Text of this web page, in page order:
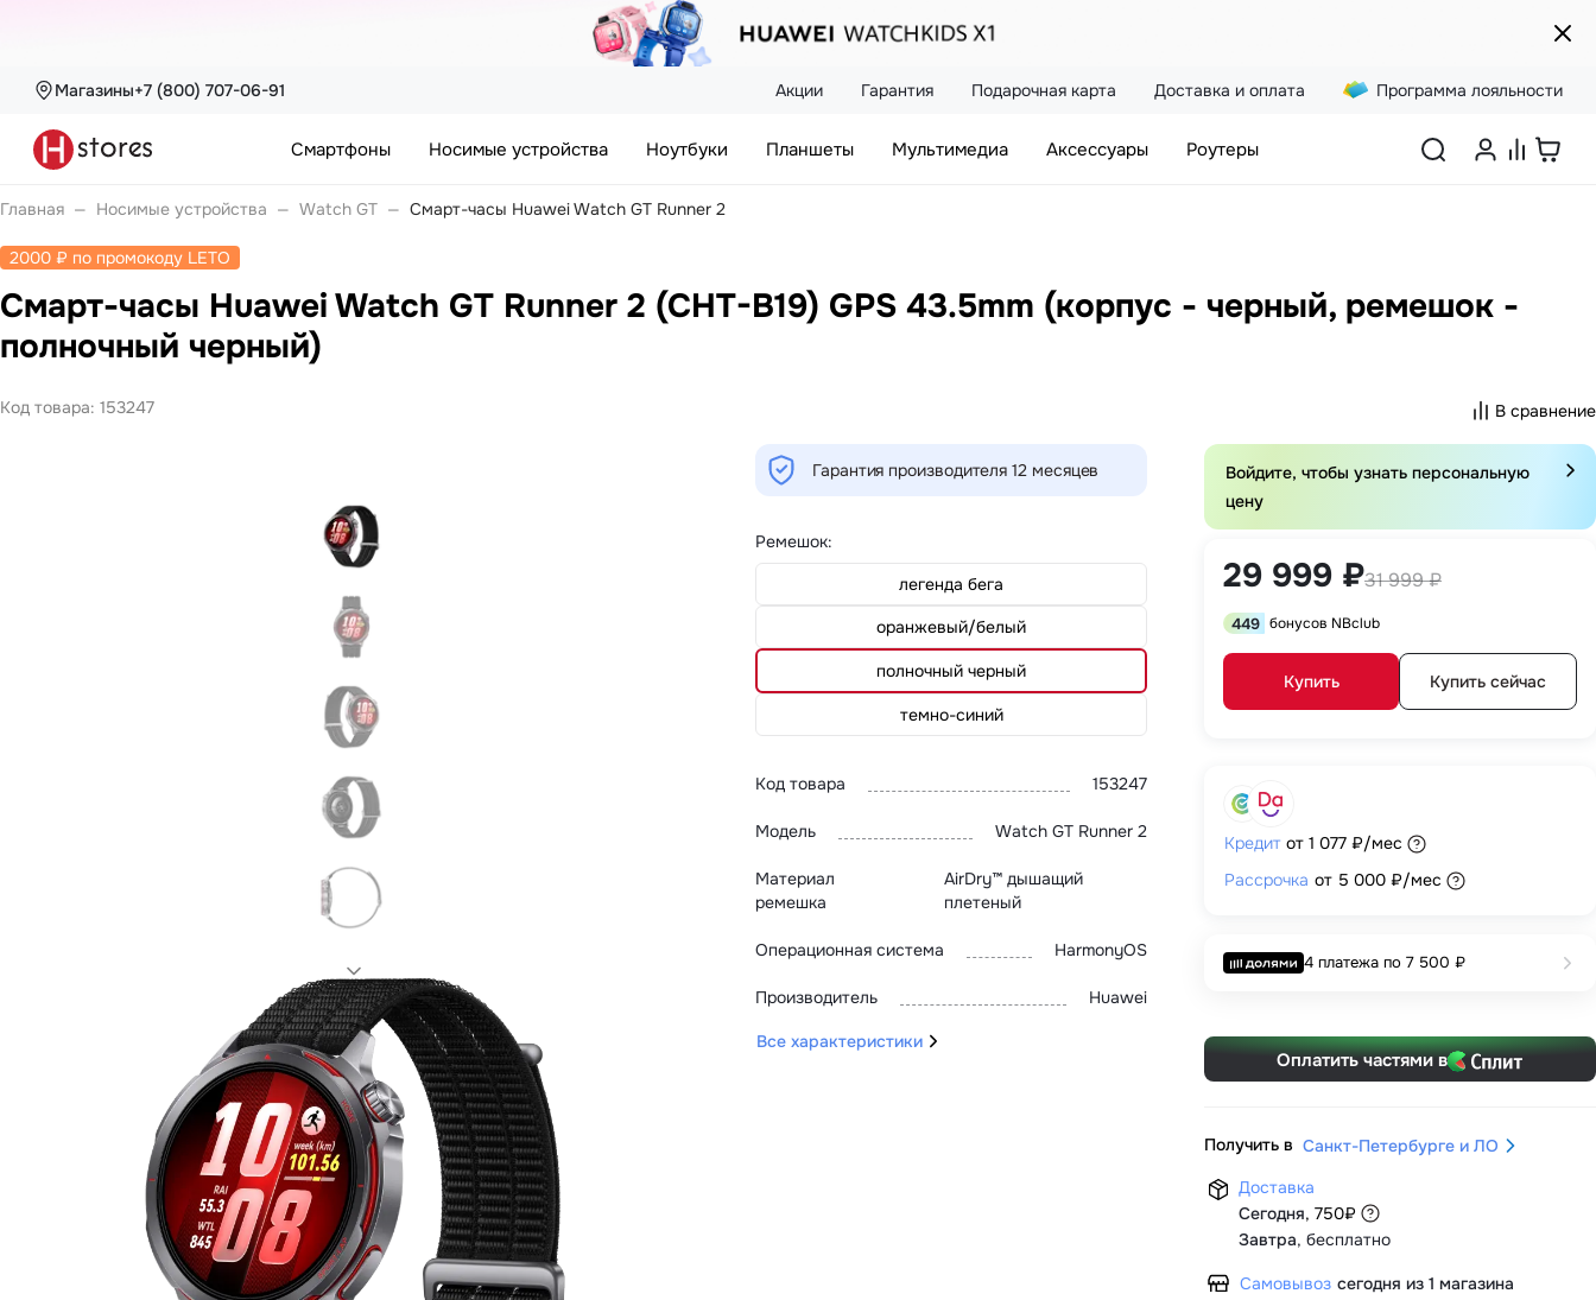
Каталог
nova
Watch
Watch GT
Watch Kids
Band 10
Band 11
MateBook D
Сетевое оборудование
Магазины+7 (800) 707-06-91 Акции Гарантия Подарочная карта Доставка и оплата Программа лояльности
Смартфоны Носимые устройства Ноутбуки Планшеты Мультимедиа Аксессуары Роутеры
Главная — Носимые устройства — Watch GT — Смарт-часы Huawei Watch GT Runner 2
2000 ₽ по промокоду LETO
Смарт-часы Huawei Watch GT Runner 2 (CHT-B19) GPS 43.5mm (корпус - черный, ремешок -
полночный черный)
Код товара: 153247 В сравнение
Гарантия производителя 12 месяцев
Ремешок:
легенда бега
оранжевый/белый
полночный черный
темно-синий
Код товара 153247
Модель Watch GT Runner 2
Материал
ремешка
AirDry™ дышащий
плетеный
Операционная система HarmonyOS
Производитель Huawei
Все характеристики
Войдите, чтобы узнать персональную
цену
29 999 ₽31 999 ₽
449 бонусов NBclub
Купить Купить сейчас
Кредит от 1 077 ₽/мес
Рассрочка от 5 000 ₽/мес
4 платежа по 7 500 ₽
Оплатить частями в
Получить в Санкт-Петербурге и ЛО
Доставка
Сегодня, 750₽
Завтра, бесплатно
Самовывоз сегодня из 1 магазина
Войти или
Каталог